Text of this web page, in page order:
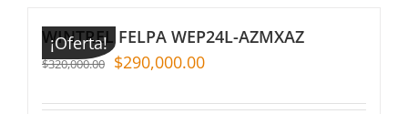
¡Oferta!
WINTREL FELPA WEP24L-AZMXAZ
$320,000.00 $290,000.00